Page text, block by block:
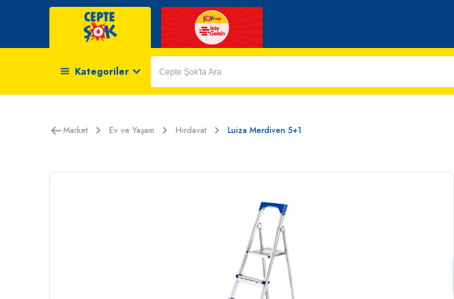
Kategoriler
Market Ev ve Yaşam Hırdavat Luiza Merdiven 5+1